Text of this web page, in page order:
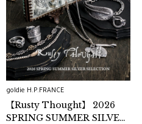
goldie H.P.FRANCE
【Rusty Thought】 2026
SPRING SUMMER SILVER